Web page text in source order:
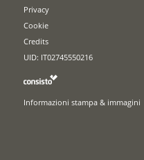
Privacy
Cookie
Credits
UID: IT02745550216
Informazioni stampa & immagini